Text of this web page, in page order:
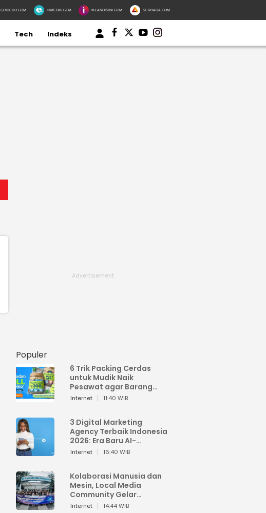
GUIDEKU.COM HIMEDIK.COM IKLANDISINI.COM SERBADA.COM
Tech Indeks
Populer
6 Trik Packing Cerdas
untuk Mudik Naik
Pesawat agar Barang
Tidak Over Bagasi
Internet 11:40 WIB
3 Digital Marketing
Agency Terbaik Indonesia
2026: Era Baru AI-
Powered Marketing
Internet 16:40 WIB
Kolaborasi Manusia dan
Mesin, Local Media
Community Gelar
Workshop Google AI
Internet 14:44 WIB